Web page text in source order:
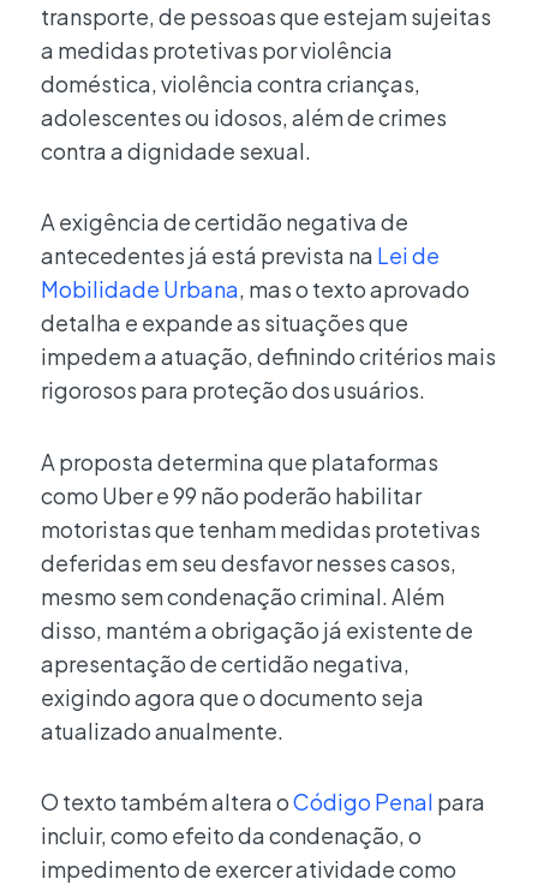
transporte, de pessoas que estejam sujeitas
a medidas protetivas por violência
doméstica, violência contra crianças,
adolescentes ou idosos, além de crimes
contra a dignidade sexual.
A exigência de certidão negativa de
antecedentes já está prevista na Lei de
Mobilidade Urbana, mas o texto aprovado
detalha e expande as situações que
impedem a atuação, definindo critérios mais
rigorosos para proteção dos usuários.
A proposta determina que plataformas
como Uber e 99 não poderão habilitar
motoristas que tenham medidas protetivas
deferidas em seu desfavor nesses casos,
mesmo sem condenação criminal. Além
disso, mantém a obrigação já existente de
apresentação de certidão negativa,
exigindo agora que o documento seja
atualizado anualmente.
O texto também altera oCódigo Penal para
incluir, como efeito da condenação, o
impedimento de exercer atividade como